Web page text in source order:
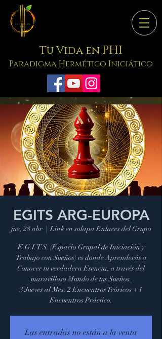
Tu Vida en PHI
Paradigma Hermético Iniciático
EGITS ARG-EUROPA
jue, 28 abr
  |
Link en solapa Enlaces del Grupo
E.G.I.T.S. (Espacio Grupal de Iniciación y
Trabajo con Sueños) es donde Aprenderás a
Conocer tu verdadera Esencia, a través del
maravilloso Mundo de tus Sueños.
3 Jueves al Mes: 2 Encuentros Teóricos + 1
Encuentros Práctico.
Las entradas no están a la venta